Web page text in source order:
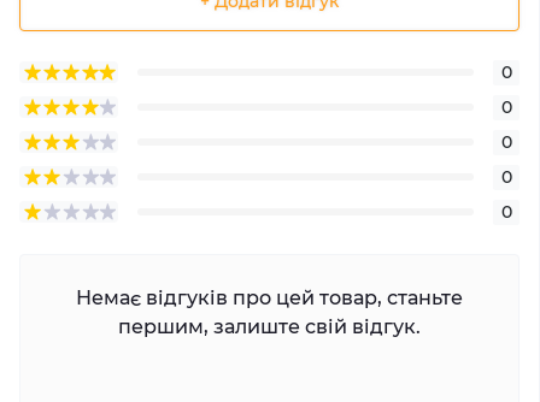
0
0
0
0
0
Немає відгуків про цей товар, станьте
першим, залиште свій відгук.